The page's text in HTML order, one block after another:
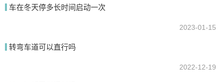
车在冬天停多长时间启动一次
2023-01-15
转弯车道可以直行吗
2022-12-19